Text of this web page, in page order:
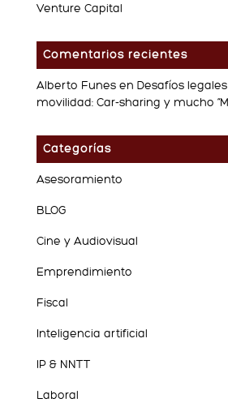
Venture Capital
Comentarios recientes
Alberto Funesen Desafíos
movilidad: Car-sharing y mucho
Categorías
Asesoramiento
BLOG
Cine y Audiovisual
Emprendimiento
Fiscal
Inteligencia artificial
IP & NNTT
Laboral